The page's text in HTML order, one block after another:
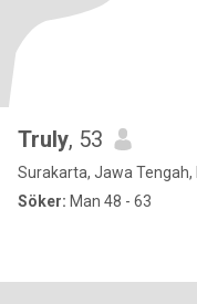
Truly, 53
Surakarta, Jawa Tengah,
Söker: Man 48 - 63